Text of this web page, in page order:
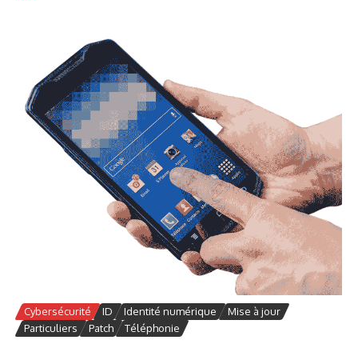
Cybersécurité ID Identité numérique
Mise à jour
Particuliers
Patch Téléphonie